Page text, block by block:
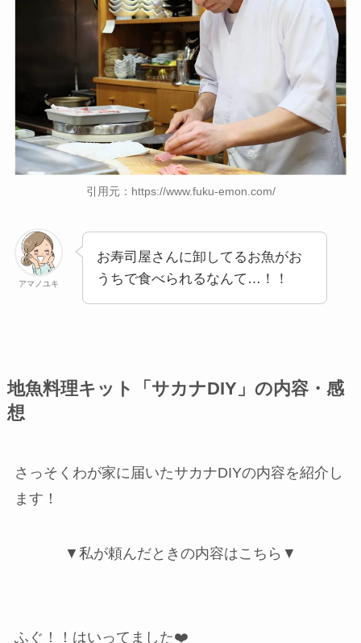
引用元：https://www.fuku-emon.com/
アマノユキ
お寿司屋さんに卸してるお魚がお
うちで食べられるなんて…！！
地魚料理キット「サカナDIY」の内容・感
想
さっそくわが家に届いたサカナDIYの内容を紹介し
ます！
▼私が頼んだときの内容はこちら▼
ふぐ！！はいってました❤️